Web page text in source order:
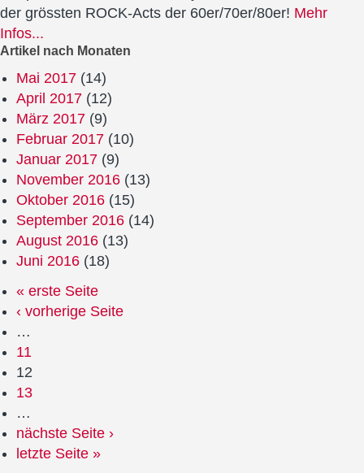
der grössten ROCK-Acts der 60er/70er/80er! Mehr
Infos...
Artikel nach Monaten
Mai 2017 (14)
April 2017 (12)
März 2017 (9)
Februar 2017 (10)
Januar 2017 (9)
November 2016 (13)
Oktober 2016 (15)
September 2016 (14)
August 2016 (13)
Juni 2016 (18)
« erste Seite
‹ vorherige Seite
…
11
12
13
…
nächste Seite ›
letzte Seite »